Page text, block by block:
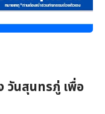
วันสุนทรภู่ เพื่อ